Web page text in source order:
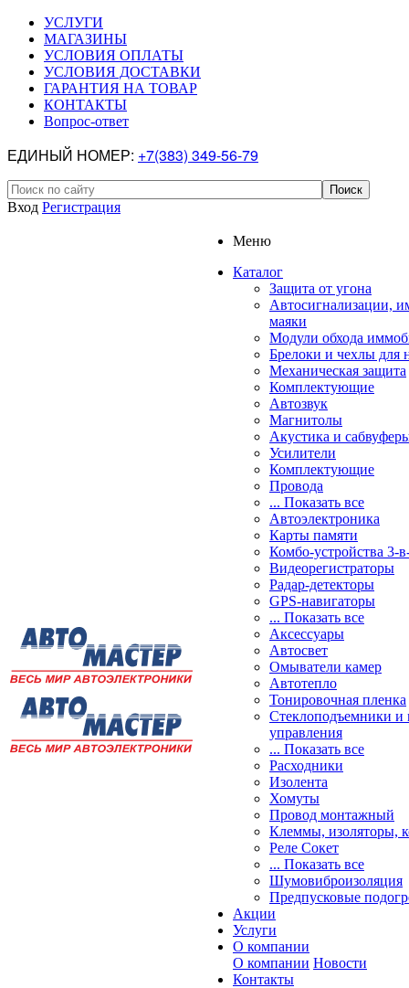
УСЛУГИ
МАГАЗИНЫ
УСЛОВИЯ ОПЛАТЫ
УСЛОВИЯ ДОСТАВКИ
ГАРАНТИЯ НА ТОВАР
КОНТАКТЫ
Вопрос-ответ
ЕДИНЫЙ НОМЕР: +7(383) 349-56-79
Вход Регистрация
Меню
Каталог
Защита от угона
Автосигнализации,
маяки
Модули обхода
Брелоки и чехлы для
Механическая защита
Комплектующие
Автозвук
Магнитолы
Акустика и
Усилители
Комплектующие
Провода
... Показать все
Автоэлектроника
Карты памяти
Комбо-устройства 3-
Видеорегистраторы
Радар-детекторы
GPS-навигаторы
... Показать все
Аксессуары
Автосвет
Омыватели камер
Автотепло
Тонировочная пленка
Стеклоподъемники и
управления
... Показать все
Расходники
Изолента
Хомуты
Провод монтажный
Клеммы, изоляторы,
Реле Сокет
... Показать все
Шумовиброизоляция
Предпусковые
Акции
Услуги
О компании
О компании Новости
Контакты